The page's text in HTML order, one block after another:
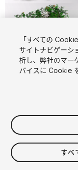
$4.99
消費税は決済時に計算
「すべての
サイトナビゲーシ
析し、弊社のマー
バイスに Cookie
すべ